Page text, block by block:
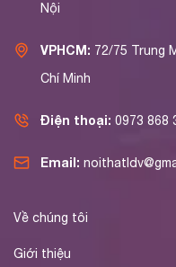
Nội
VPHCM: 72/75 Trung
Chí Minh
Điện thoại: 0973 868
Email:
Về chúng tôi
Giới thiệu